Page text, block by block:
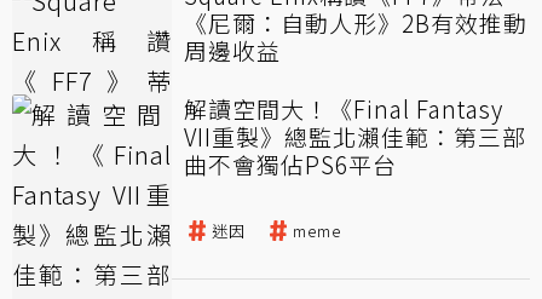
《尼爾：自動人形》2B有效推動
周邊收益
解讀空間大！《Final Fantasy
VII重製》總監北瀨佳範：第三部
曲不會獨佔PS6平台
Final Fantasy VII 迷因 meme